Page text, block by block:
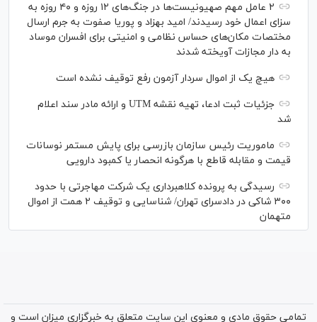
۲ عامل مهم صهیونیست‌ها در جنگ‌های ۱۲ روزه و ۴۰ روزه به
سزای اعمال خود رسیدند/ امید بهزاد و پوریا صفوت به جرم ارسال
مختصات مکان‌های حساس نظامی و امنیتی برای افسران موساد
به دار مجازات آویخته شدند
هیچ یک از اموال سردار آزمون رفع توقیف نشده است
جزئیات ثبت ادعا، تهیه نقشه UTM و ارائه مادر سند اعلام
شد
ماموریت رئیس سازمان بازرسی برای پایش مستمر نوسانات
قیمت و مقابله قاطع با هرگونه انحصار یا کمبود دارویی
رسیدگی به پرونده کلاهبرداری یک شرکت مهاجرتی با حدود
۳۰۰ شاکی در دادسرای تهران/ شناسایی و توقیف ۲ همت از اموال
متهمان
تمامی حقوق مادی و معنوی این سایت متعلق به خبرگزاری میزان است و